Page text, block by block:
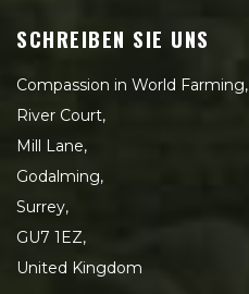
SCHREIBEN SIE UNS
Compassion in World Farming,
River Court,
Mill Lane,
Godalming,
Surrey,
GU7 1EZ,
United Kingdom